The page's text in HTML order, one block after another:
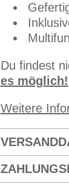
Du findest
es möglich!
Weitere